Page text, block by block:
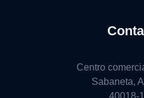
Centro
Sabaneta,
40018-